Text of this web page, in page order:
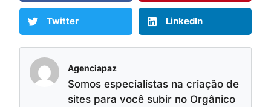
Twitter LinkedIn
Agenciapaz
Somos especialistas na criação de
sites para você subir no Orgânico